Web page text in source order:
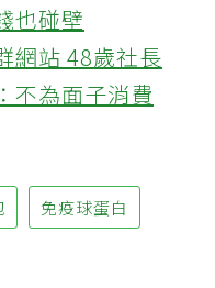
也碰壁
網站 48歲社長
不為面子消費
免疫球蛋白